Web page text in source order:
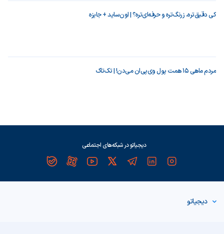
کی دقیق‌تره، زرنگ‌تره و حرفه‌ای‌تره؟ | اون‌ساید + جایزه
مردم ماهی ۱۵ همت پول وی‌پی‌ان می‌دن! | تک‌تاک
دیجیاتو در شبکه‌های اجتماعی
دیجیاتو